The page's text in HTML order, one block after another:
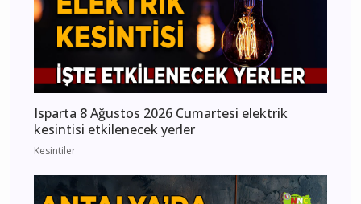
Isparta 8 Ağustos 2026 Cumartesi elektrik
kesintisi etkilenecek yerler
Kesintiler